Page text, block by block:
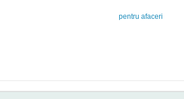
pentru afaceri